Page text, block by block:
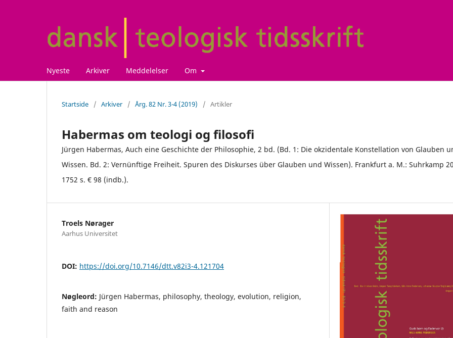
Nyeste Arkiver Meddelelser Om
Startside / Arkiver / Årg. 82 Nr. 3-4 (2019) / Artikler
Habermas om teologi og filosofi
Jürgen Habermas, Auch eine Geschichte der Philosophie, 2 bd. (Bd. 1: Die okzidentale Konstellation von Glauben
Wissen. Bd. 2: Vernünftige Freiheit. Spuren des Diskurses über Glauben und Wissen). Frankfurt a. M.: Suhrkamp
1752 s. € 98 (indb.).
Troels Nørager
Aarhus Universitet
DOI: https://doi.org/10.7146/dtt.v82i3-4.121704
Nøgleord: Jürgen Habermas, philosophy, theology, evolution, religion,
faith and reason